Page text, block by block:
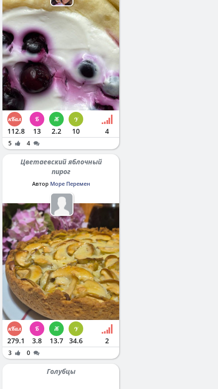
112.8 13 2.2 10 4
5 4
Цветаевский яблочный
пирог
Автор Море Перемен
279.1 3.8 13.7 34.6 2
3 0
Голубцы